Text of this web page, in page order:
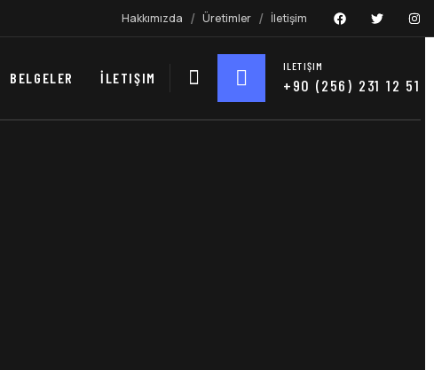
Hakkımızda Üretimler İletişim
BELGELER İLETIŞIM
ILETIŞIM
+90 (256) 231 12 51